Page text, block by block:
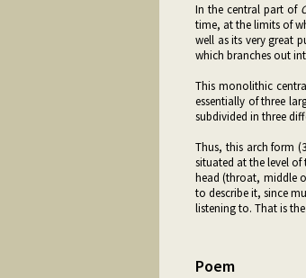
In the central part of
time, at the limits of
well as its very great
which branches out
This monolithic
essentially of three
subdivided in three
Thus, this arch form
situated at the level
head (throat, middle
to describe it, since
listening to. That is
Poem